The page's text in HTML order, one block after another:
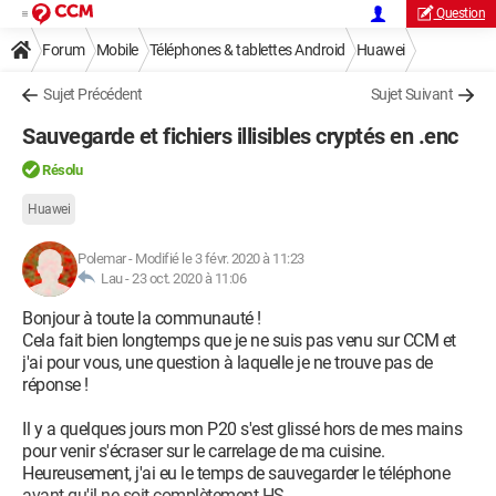
Question
Forum Mobile Téléphones & tablettes Android Huawei
Sujet Précédent Sujet Suivant
Sauvegarde et fichiers illisibles cryptés en .enc
Résolu
Huawei
Polemar- Modifié le 3 févr. 2020 à 11:23
Lau -23 oct. 2020 à 11:06
Bonjour à toute la communauté !
Cela fait bien longtemps que je ne suis pas venu sur CCM et
j'ai pour vous, une question à laquelle je ne trouve pas de
réponse !
Il y a quelques jours mon P20 s'est glissé hors de mes mains
pour venir s'écraser sur le carrelage de ma cuisine.
Heureusement, j'ai eu le temps de sauvegarder le téléphone